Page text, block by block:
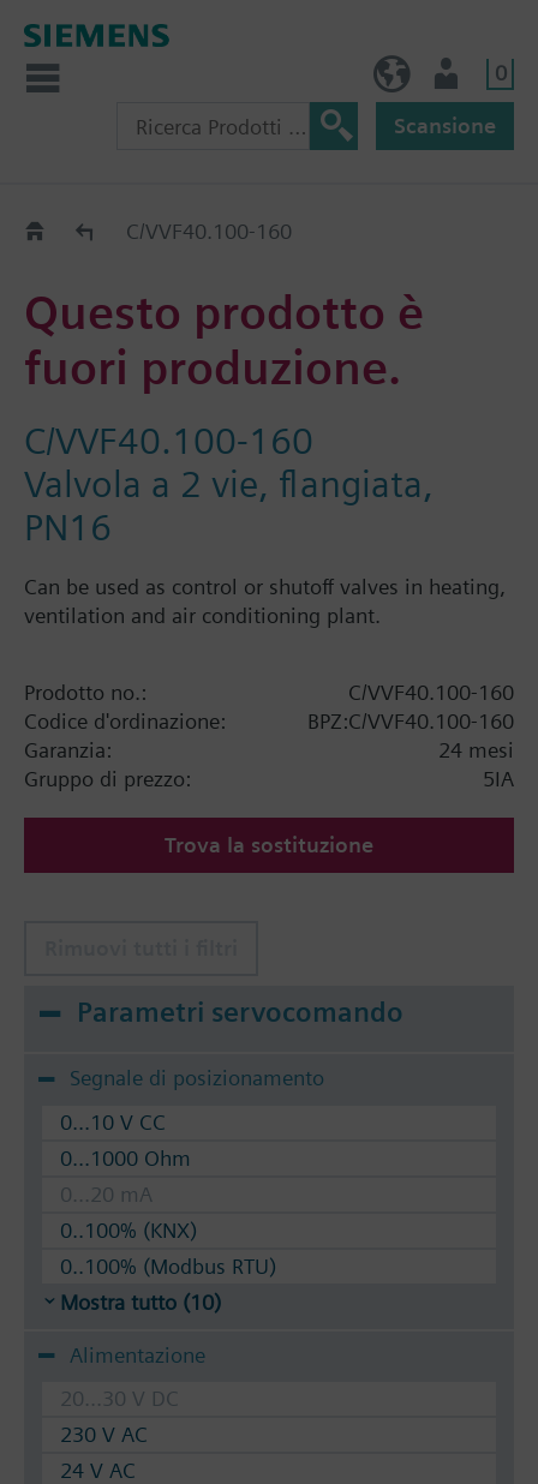
0
Scansione
Old2NewC/VVF40.100-160
Questo prodotto è
fuori produzione.
C/VVF40.100-160
Valvola a 2 vie, flangiata,
PN16
Can be used as control or shutoff valves in heating,
ventilation and air conditioning plant.
Prodotto no.:
C/VVF40.100-160
Codice d'ordinazione:
BPZ:C/VVF40.100-160
Garanzia:
24 mesi
Gruppo di prezzo:
5IA
Trova la sostituzione
Parametri servocomando
Segnale di posizionamento
0...10 V CC
0...1000 Ohm
0...20 mA
0..100% (KNX)
0..100% (Modbus RTU)
Mostra tutto (10)
Alimentazione
20...30 V DC
230 V AC
24 V AC